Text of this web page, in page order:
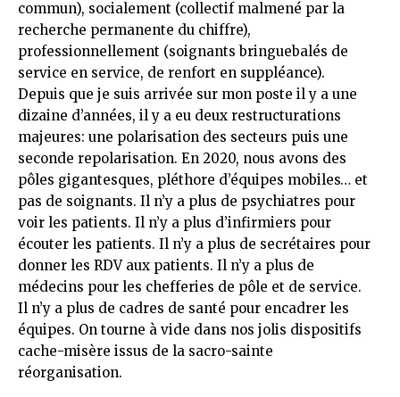
commun), socialement (collectif malmené par la
recherche permanente du chiffre),
professionnellement (soignants bringuebalés de
service en service, de renfort en suppléance).
Depuis que je suis arrivée sur mon poste il y a une
dizaine d’années, il y a eu deux restructurations
majeures: une polarisation des secteurs puis une
seconde repolarisation. En 2020, nous avons des
pôles gigantesques, pléthore d’équipes mobiles… et
pas de soignants. Il n’y a plus de psychiatres pour
voir les patients. Il n’y a plus d’infirmiers pour
écouter les patients. Il n’y a plus de secrétaires pour
donner les RDV aux patients. Il n’y a plus de
médecins pour les chefferies de pôle et de service.
Il n’y a plus de cadres de santé pour encadrer les
équipes. On tourne à vide dans nos jolis dispositifs
cache-misère issus de la sacro-sainte
réorganisation.